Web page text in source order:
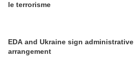
le terrorisme
EDA and Ukraine sign administrative
arrangement